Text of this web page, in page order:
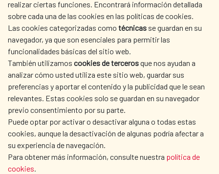
realizar ciertas funciones. Encontrará información detallada
sobre cada una de las cookies en las políticas de cookies.
Las cookies categorizadas como técnicas se guardan en su
navegador, ya que son esenciales para permitir las
funcionalidades básicas del sitio web.
También utilizamos cookies de tercerosque nos ayudan a
analizar cómo usted utiliza este sitio web, guardar sus
preferencias y aportar el contenido y la publicidad que le sean
relevantes. Estas cookies solo se guardan en su navegador
previo consentimiento por su parte.
Puede optar por activar o desactivar alguna o todas estas
cookies, aunque la desactivación de algunas podría afectar a
su experiencia de navegación.
Para obtener más información, consulte nuestra política de
cookies.
AECID
WHERE DO WE COOPERATE?
SPANISH HUMANITARIAN
ACTION
PRESS ROOM
CULTURE AND SCIENCE LIBRARY
OUR SOCIAL MEDIA